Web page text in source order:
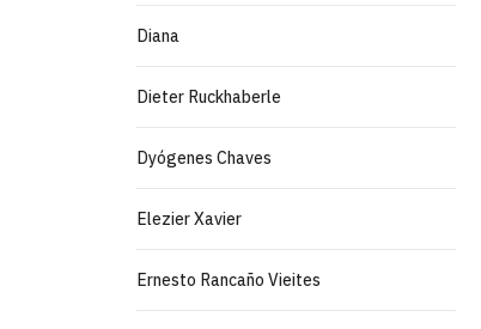
Diana
Dieter Ruckhaberle
Dyógenes Chaves
Elezier Xavier
Ernesto Rancaño Vieites